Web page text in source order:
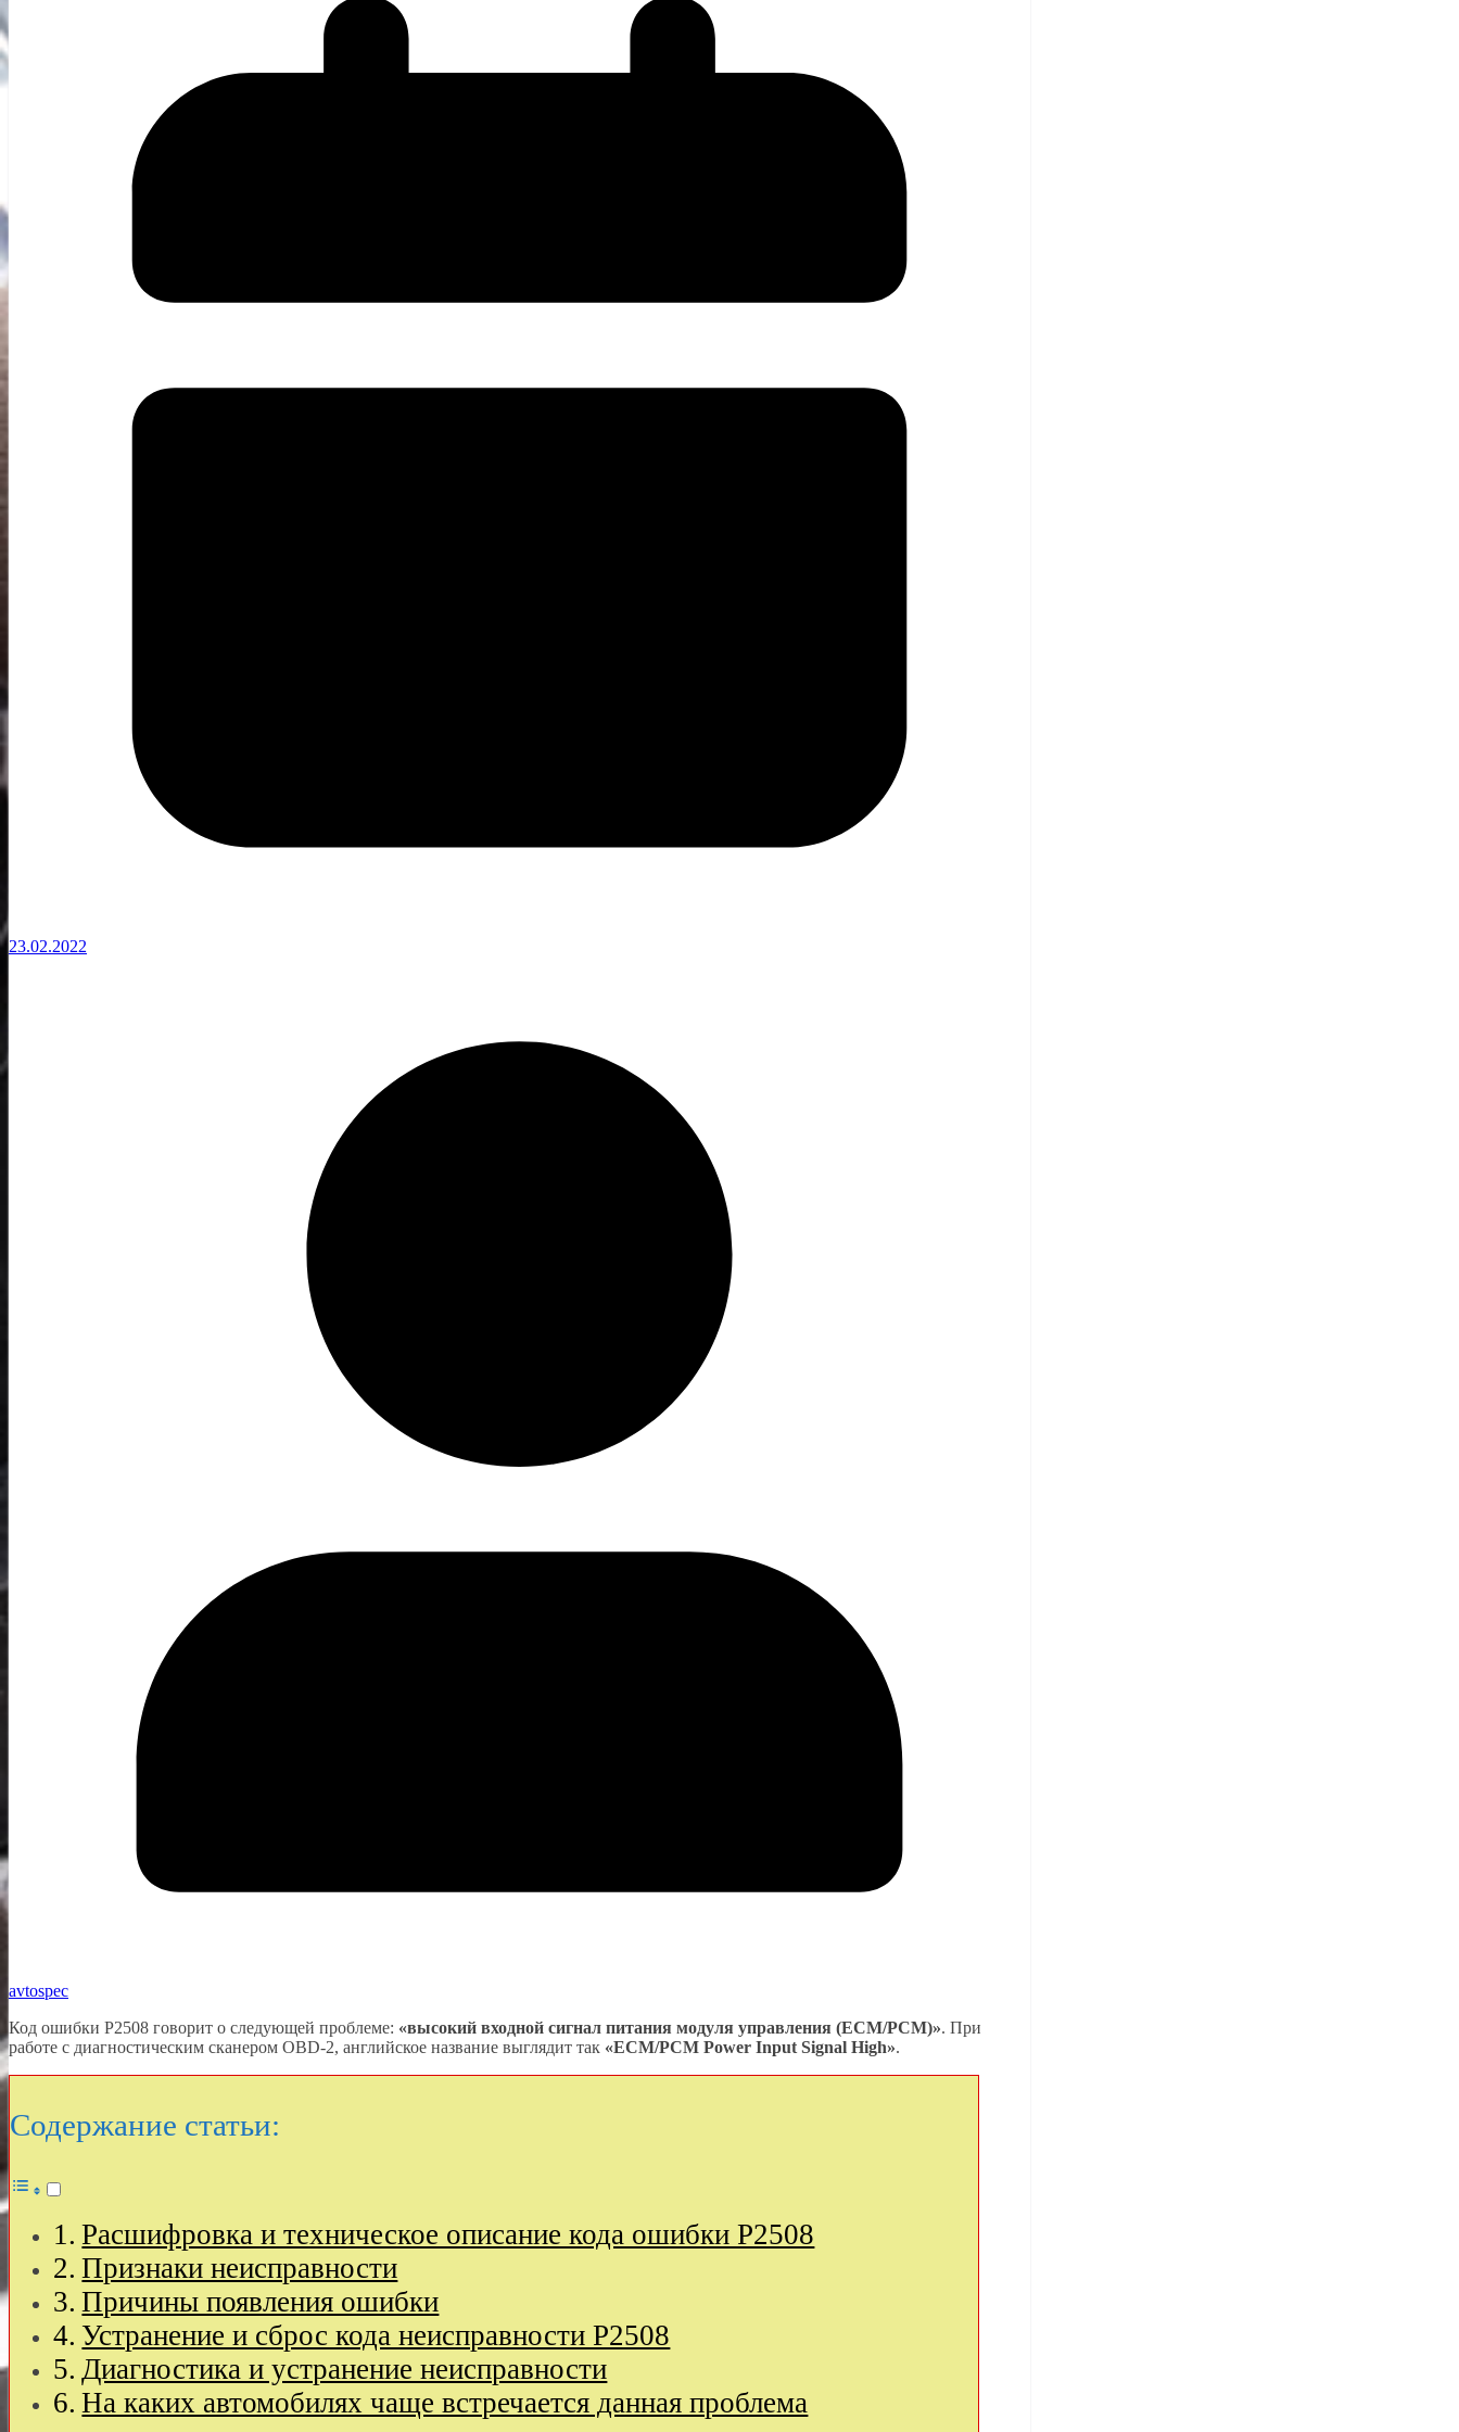
23.02.2022
avtospec
Код ошибки P2508 говорит о следующей проблеме: «высокий входной сигнал питания модуля управления (ECM/PCM)». При
работе с диагностическим сканером OBD-2, английское название выглядит так «ECM/PCM Power Input Signal High».
Содержание статьи:
Расшифровка и техническое описание кода ошибки P2508
Признаки неисправности
Причины появления ошибки
Устранение и сброс кода неисправности P2508
Диагностика и устранение неисправности
На каких автомобилях чаще встречается данная проблема